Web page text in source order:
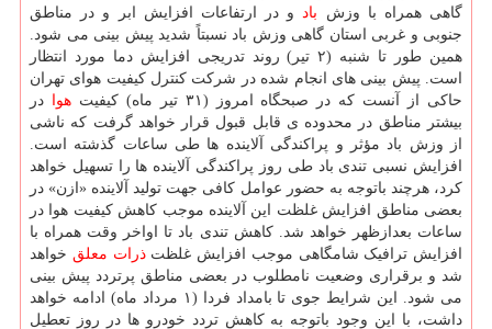
گاهی همراه با وزش باد
و در ارتفاعات افزایش ابر و در مناطق
جنوبی و غربی استان گاهی وزش باد نسبتاً شدید پیش بینی می شود.
همین طور تا شنبه (۲ تیر) روند تدریجی افزایش دما مورد انتظار
است. پیش بینی های انجام شده در شرکت کنترل کیفیت هوای تهران
حاکی از آنست که در صبحگاه امروز (۳۱ تیر ماه) کیفیت
هوا در
بیشتر مناطق در محدوده ی قابل قبول قرار خواهد گرفت که ناشی
از وزش باد مؤثر و پراکندگی آلاینده ها طی ساعات گذشته است.
افزایش نسبی تندی باد طی روز پراکندگی آلاینده ها را تسهیل خواهد
کرد، هرچند باتوجه به حضور عوامل کافی جهت تولید آلاینده «ازن» در
بعضی مناطق افزایش غلظت این آلاینده موجب کاهش کیفیت هوا در
ساعات بعدازظهر خواهد شد. کاهش تندی باد تا اواخر وقت همراه با
افزایش ترافیک شامگاهی موجب افزایش غلظتذرات معلق خواهد
شد و برقراری وضعیت نامطلوب در بعضی مناطق پرتردد پیش بینی
می شود. این شرایط جوی تا بامداد فردا (۱ مرداد ماه) ادامه خواهد
داشت، با این وجود باتوجه به کاهش تردد خودرو ها در روز تعطیل